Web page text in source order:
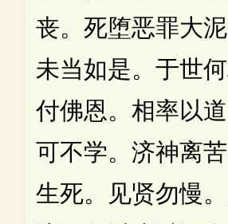
丧。死堕恶罪大泥
未当如是。于世
付佛恩。相率以
可不学。济神离
生死。见贤勿慢